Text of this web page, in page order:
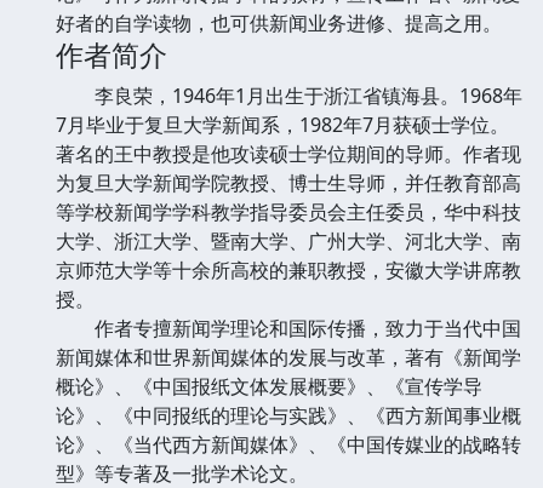
好者的自学读物，也可供新闻业务进修、提高之用。
作者简介
李良荣，1946年1月出生于浙江省镇海县。1968年
7月毕业于复旦大学新闻系，1982年7月获硕士学位。
著名的王中教授是他攻读硕士学位期间的导师。作者现
为复旦大学新闻学院教授、博士生导师，并任教育部高
等学校新闻学学科教学指导委员会主任委员，华中科技
大学、浙江大学、暨南大学、广州大学、河北大学、南
京师范大学等十余所高校的兼职教授，安徽大学讲席教
授。
作者专擅新闻学理论和国际传播，致力于当代中国
新闻媒体和世界新闻媒体的发展与改革，著有《新闻学
概论》、《中国报纸文体发展概要》、《宣传学导
论》、《中同报纸的理论与实践》、《西方新闻事业概
论》、《当代西方新闻媒体》、《中国传媒业的战略转
型》等专著及一批学术论文。